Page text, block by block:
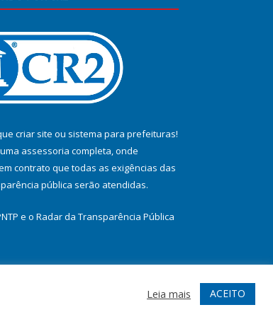
criar site ou sistema para prefeituras!
assessoria completa, onde
contrato que todas as exigências das
pública serão atendidas.
e o Radar da Transparência Pública
Acessar Webmail
Leia mais ACEITO